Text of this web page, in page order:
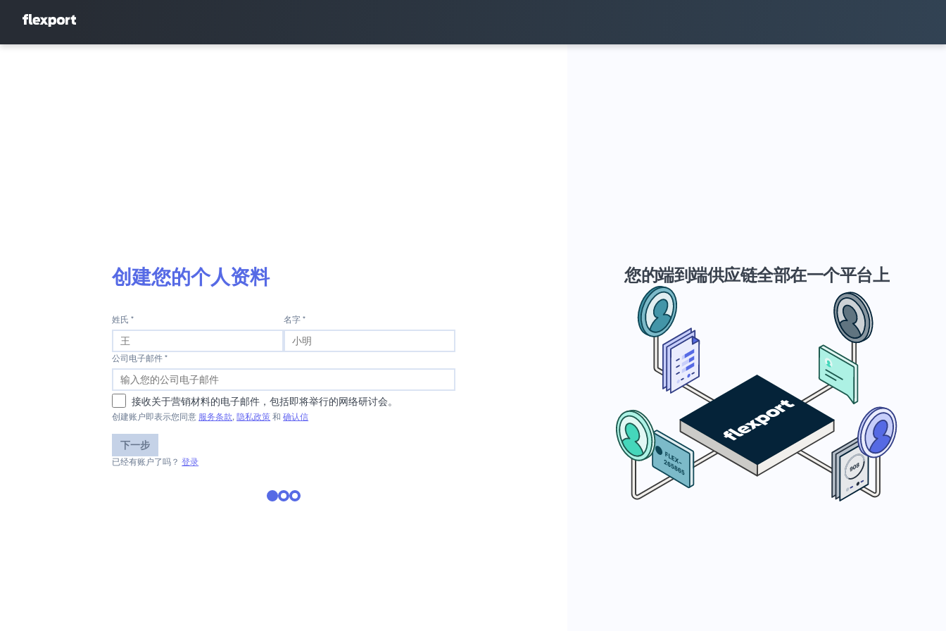
创建您的个人资料
姓氏 * 名字 *
公司电子邮件 *
接收关于营销材料的电子邮件，包括即将举行的网络研讨会。
创建账户即表示您同意 服务条款, 隐私政策 和 确认信
下一步
已经有账户了吗？ 登录
您的端到端供应链全部在一个平台上